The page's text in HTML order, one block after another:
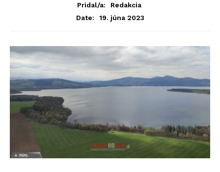
Pridal/a:
Redakcia
Date:
19. júna 2023